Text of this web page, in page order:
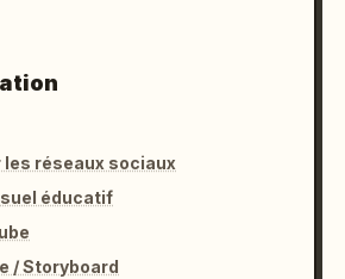
réseaux sociaux
éducatif
/ Storyboard